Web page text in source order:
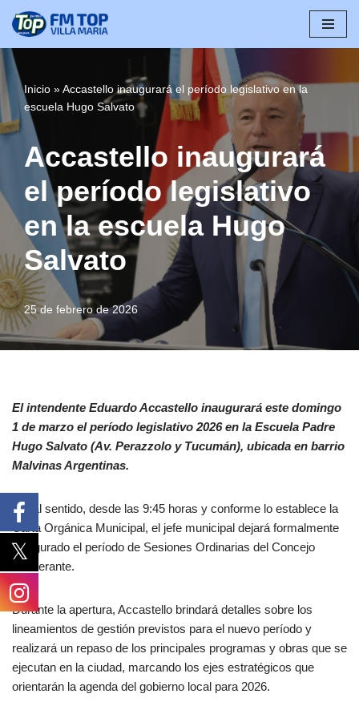
al
contenido
Inicio »Accastello inaugurará el período legislativo en la
escuela Hugo Salvato
Accastello inaugurará
el período legislativo
en la escuela Hugo
Salvato
25 de febrero de 2026
El intendente Eduardo Accastello inaugurará este domingo
1 de marzo el período legislativo 2026 en la Escuela Padre
Hugo Salvato (Av. Perazzolo y Tucumán), ubicada en barrio
Malvinas Argentinas.
En tal sentido, desde las 9:45 horas y conforme lo establece la
Carta Orgánica Municipal, el jefe municipal dejará formalmente
inaugurado el período de Sesiones Ordinarias del Concejo
Deliberante.
Durante la apertura, Accastello brindará detalles sobre los
lineamientos de gestión previstos para el nuevo período y
realizará un repaso de los principales programas y obras que se
ejecutan en la ciudad, marcando los ejes estratégicos que
orientarán la agenda del gobierno local para 2026.